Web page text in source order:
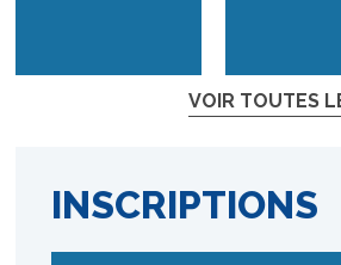
VOIR TOUTES
INSCRIPTIONS